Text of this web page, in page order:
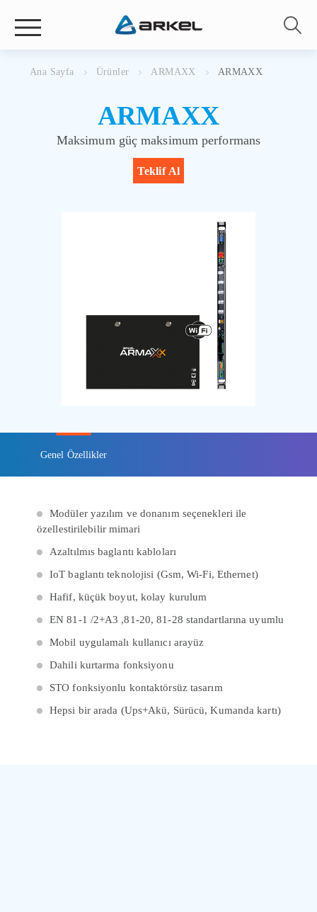
Ana Sayfa Ürünler ARMAXX ARMAXX
ARMAXX
Maksimum güç maksimum performans
Genel Özellikler
Modüler yazılım ve donanım seçenekleri ile
özellestirilebilir mimari
Azaltılmıs baglantı kabloları
IoT baglantı teknolojisi (Gsm, Wi-Fi, Ethernet)
Hafif, küçük boyut, kolay kurulum
EN 81-1 /2+A3 ,81-20, 81-28 standartlarına uyumlu
Mobil uygulamalı kullanıcı arayüz
Dahili kurtarma fonksiyonu
STO fonksiyonlu kontaktörsüz tasarım
Hepsi bir arada (Ups+Akü, Sürücü, Kumanda kartı)